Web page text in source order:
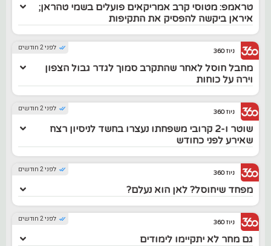
טראמפ: מטוסי קרב אמריקאים פועלים בשמי טהראן;
איראן ביקשה להפסיק את התקיפות
לפני 2 חודשים ניוז 360
מחבל חוסל לאחר שהתקרב סמוך לגדר גבול הצפון
וירה על כוחות
לפני 2 חודשים ניוז 360
שוטר ו-2 קרובי משפחתו נעצרו בחשד לניסיון רצח
שאירע לפני כחודש
לפני 2 חודשים ניוז 360
מפחד שיחוסל? לאן הוא נעלם?
לפני 2 חודשים ניוז 360
גם מחר לא יתקיימו לימודים